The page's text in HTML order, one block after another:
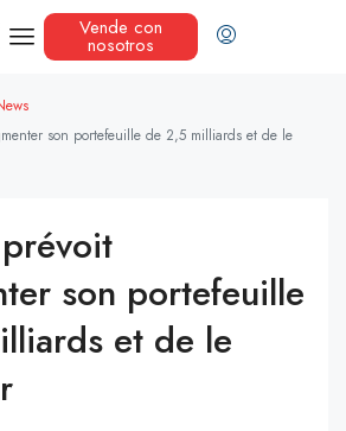
Vende con
nosotros
son portefeuille de 2,5 milliards et de le
son portefeuille
et de le